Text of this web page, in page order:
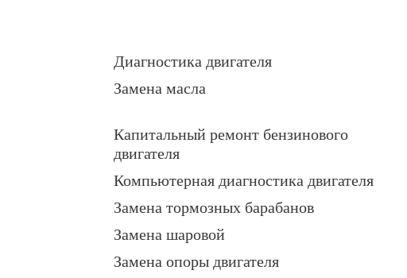
Диагностика двигателя
Замена масла
Капитальный ремонт бензинового
двигателя
Компьютерная диагностика двигателя
Замена тормозных барабанов
Замена шаровой
Замена опоры двигателя